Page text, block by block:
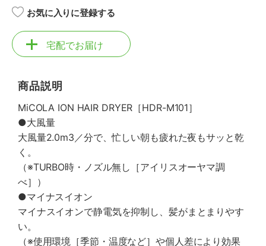
お気に入りに登録する
宅配でお届け
商品説明
MiCOLA ION HAIR DRYER［HDR-M101］
●大風量
大風量2.0m3／分で、忙しい朝も疲れた夜もサッと乾
く。
（※TURBO時・ノズル無し［アイリスオーヤマ調
べ］）
●マイナスイオン
マイナスイオンで静電気を抑制し、髪がまとまりやす
い。
（※使用環境［季節・温度など］や個人差により効果